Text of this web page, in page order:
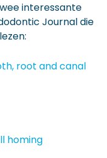
interessante
Journal die
root and canal
homing